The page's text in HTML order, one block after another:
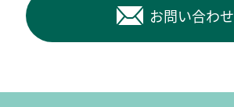
お問い合わせ